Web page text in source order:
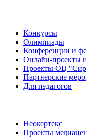
Конкурсы
Олимпиады
Конференции и
Онлайн-проекты
Проекты ОЦ
Партнерские
Для педагогов
Неокортекс
Проекты